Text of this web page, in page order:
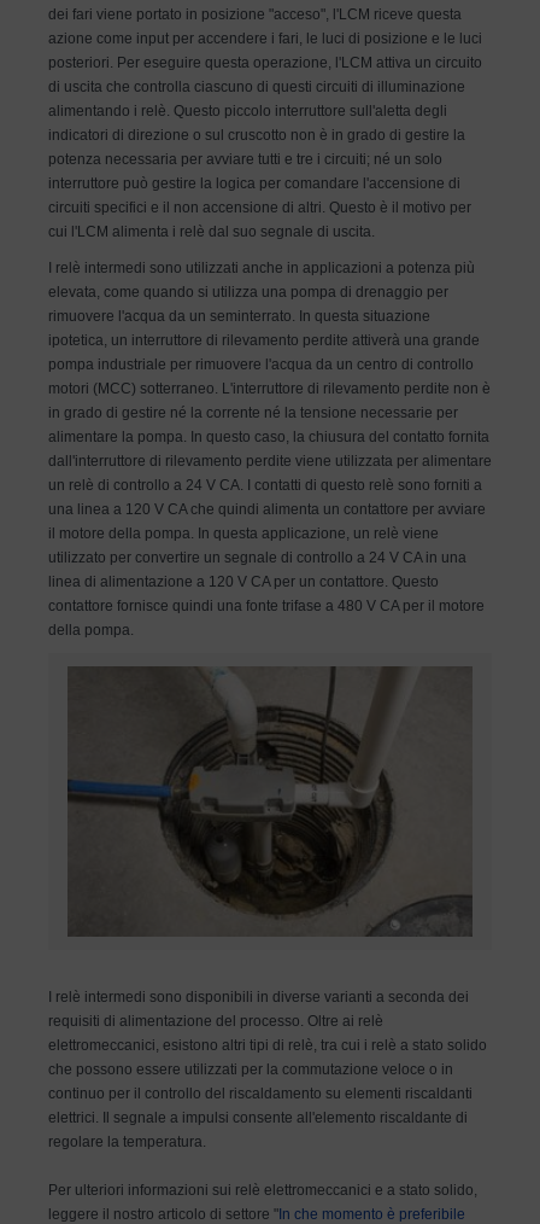
dei fari viene portato in posizione "acceso", l'LCM riceve questa
azione come input per accendere i fari, le luci di posizione e le luci
posteriori. Per eseguire questa operazione, l'LCM attiva un circuito
di uscita che controlla ciascuno di questi circuiti di illuminazione
alimentando i relè. Questo piccolo interruttore sull'aletta degli
indicatori di direzione o sul cruscotto non è in grado di gestire la
potenza necessaria per avviare tutti e tre i circuiti; né un solo
interruttore può gestire la logica per comandare l'accensione di
circuiti specifici e il non accensione di altri. Questo è il motivo per
cui l'LCM alimenta i relè dal suo segnale di uscita.
I relè intermedi sono utilizzati anche in applicazioni a potenza più
elevata, come quando si utilizza una pompa di drenaggio per
rimuovere l'acqua da un seminterrato. In questa situazione
ipotetica, un interruttore di rilevamento perdite attiverà una grande
pompa industriale per rimuovere l'acqua da un centro di controllo
motori (MCC) sotterraneo. L'interruttore di rilevamento perdite non è
in grado di gestire né la corrente né la tensione necessarie per
alimentare la pompa. In questo caso, la chiusura del contatto fornita
dall'interruttore di rilevamento perdite viene utilizzata per alimentare
un relè di controllo a 24 V CA. I contatti di questo relè sono forniti a
una linea a 120 V CA che quindi alimenta un contattore per avviare
il motore della pompa. In questa applicazione, un relè viene
utilizzato per convertire un segnale di controllo a 24 V CA in una
linea di alimentazione a 120 V CA per un contattore. Questo
contattore fornisce quindi una fonte trifase a 480 V CA per il motore
della pompa.
I relè intermedi sono disponibili in diverse varianti a seconda dei
requisiti di alimentazione del processo. Oltre ai relè
elettromeccanici, esistono altri tipi di relè, tra cui i relè a stato solido
che possono essere utilizzati per la commutazione veloce o in
continuo per il controllo del riscaldamento su elementi riscaldanti
elettrici. Il segnale a impulsi consente all'elemento riscaldante di
regolare la temperatura.
Per ulteriori informazioni sui relè elettromeccanici e a stato solido,
leggere il nostro articolo di settore "In che momento è preferibile